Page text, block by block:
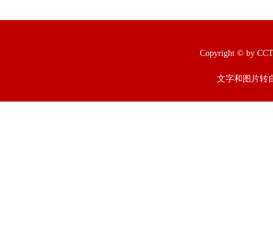
Copyright © by
文字和图片转